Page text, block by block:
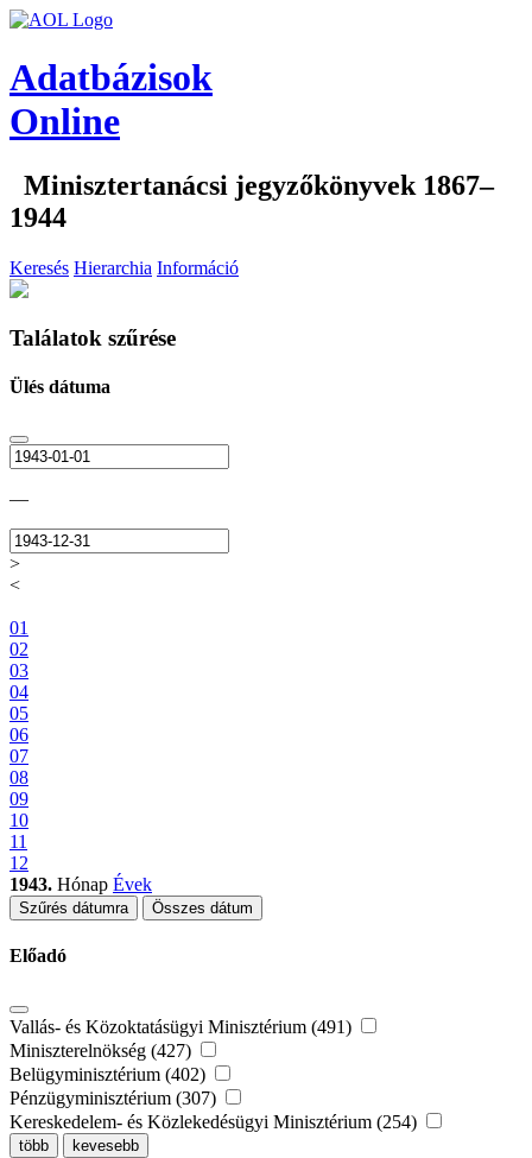
Adatbázisok
Online
Minisztertanácsi jegyzőkönyvek 1867–
1944
Keresés Hierarchia Információ
Találatok szűrése
Ülés dátuma
—
>
<
01
02
03
04
05
06
07
08
09
10
11
12
1943. Hónap Évek
Szűrés dátumra Összes dátum
Előadó
Vallás- és Közoktatásügyi Minisztérium (491)
Miniszterelnökség (427)
Belügyminisztérium (402)
Pénzügyminisztérium (307)
Kereskedelem- és Közlekedésügyi Minisztérium (254)
több kevesebb